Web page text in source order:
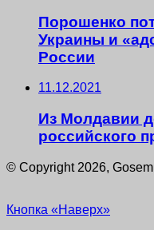
Порошенко
Украины и
России
11.12.2021
Из Молдавии
российского
© Copyright 2026,
Кнопка «Наверх»